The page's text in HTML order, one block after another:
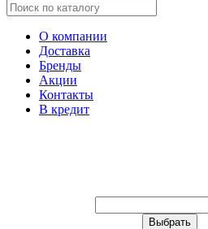
О компании
Доставка
Бренды
Акции
Контакты
В кредит